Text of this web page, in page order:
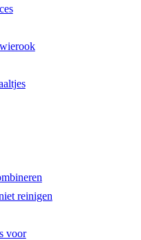
reinigen
voor